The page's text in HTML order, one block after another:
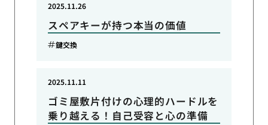
スペアキーが持つ本当の価値
2025.11.26
鍵交換
ゴミ屋敷片付けの心理的ハードルを
乗り越える！自己受容と心の準備
2025.11.11